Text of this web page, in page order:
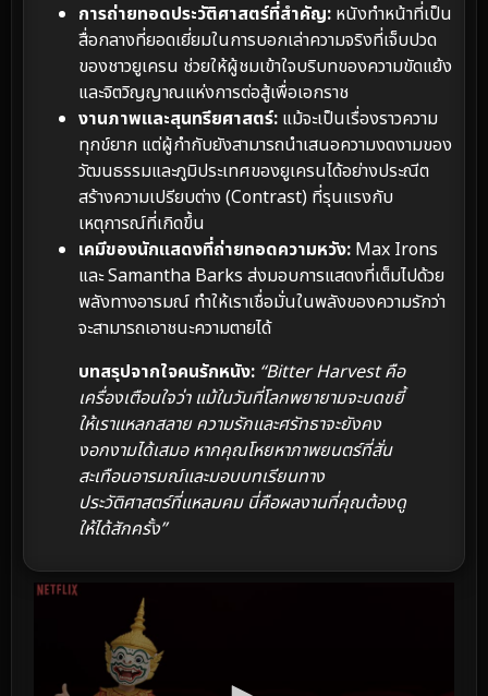
การถ่ายทอดประวัติศาสตร์ที่สำคัญ: หนังทำหน้าที่เป็น
สื่อกลางที่ยอดเยี่ยมในการบอกเล่าความจริงที่เจ็บปวด
ของชาวยูเครน ช่วยให้ผู้ชมเข้าใจบริบทของความขัดแย้ง
และจิตวิญญาณแห่งการต่อสู้เพื่อเอกราช
งานภาพและสุนทรียศาสตร์: แม้จะเป็นเรื่องราวความ
ทุกข์ยาก แต่ผู้กำกับยังสามารถนำเสนอความงดงามของ
วัฒนธรรมและภูมิประเทศของยูเครนได้อย่างประณีต
สร้างความเปรียบต่าง (Contrast) ที่รุนแรงกับ
เหตุการณ์ที่เกิดขึ้น
เคมีของนักแสดงที่ถ่ายทอดความหวัง: Max Irons
และ Samantha Barks ส่งมอบการแสดงที่เต็มไปด้วย
พลังทางอารมณ์ ทำให้เราเชื่อมั่นในพลังของความรักว่า
จะสามารถเอาชนะความตายได้
บทสรุปจากใจคนรักหนัง: “Bitter Harvest คือ
เครื่องเตือนใจว่า แม้ในวันที่โลกพยายามจะบดขยี้
ให้เราแหลกสลาย ความรักและศรัทธาจะยังคง
งอกงามได้เสมอ หากคุณโหยหาภาพยนตร์ที่สั่น
สะเทือนอารมณ์และมอบบทเรียนทาง
ประวัติศาสตร์ที่แหลมคม นี่คือผลงานที่คุณต้องดู
ให้ได้สักครั้ง”